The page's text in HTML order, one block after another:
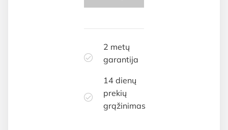
2 metų
garantija
14 dienų
prekių
grąžinimas